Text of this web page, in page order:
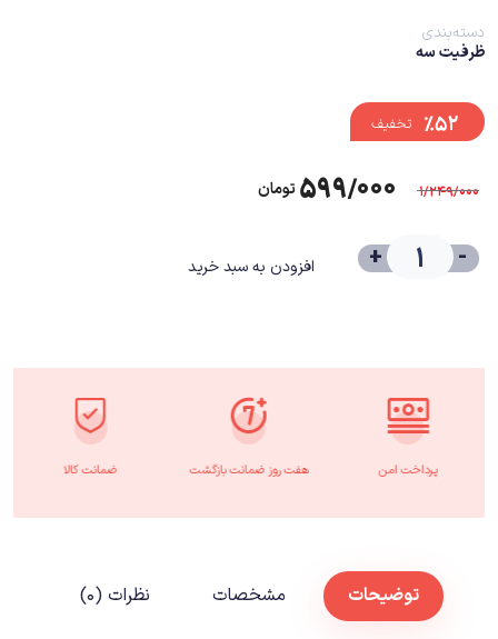
دسته‌بندی
ظرفیت سه
%۵۲ تخفیف
۱/۲۴۹/۰۰۰ ۵۹۹/۰۰۰ تومان
-
+ افزودن به سبد خرید
پرداخت امن هفت روز ضمانت بازگشت ضمانت کالا
توضیحات مشخصات نظرات (۰)